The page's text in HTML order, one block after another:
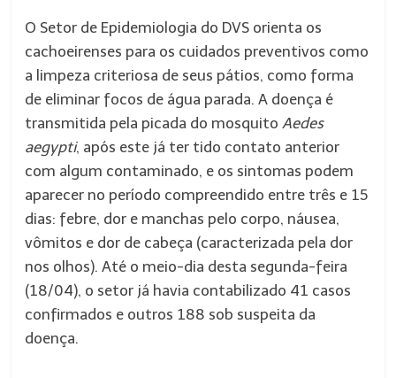
O Setor de Epidemiologia do DVS orienta os
cachoeirenses para os cuidados preventivos como
a limpeza criteriosa de seus pátios, como forma
de eliminar focos de água parada. A doença é
transmitida pela picada do mosquitoAedes
aegypti, após este já ter tido contato anterior
com algum contaminado, e os sintomas podem
aparecer no período compreendido entre três e 15
dias: febre, dor e manchas pelo corpo, náusea,
vômitos e dor de cabeça (caracterizada pela dor
nos olhos). Até o meio-dia desta segunda-feira
(18/04), o setor já havia contabilizado 41 casos
confirmados e outros 188 sob suspeita da
doença.